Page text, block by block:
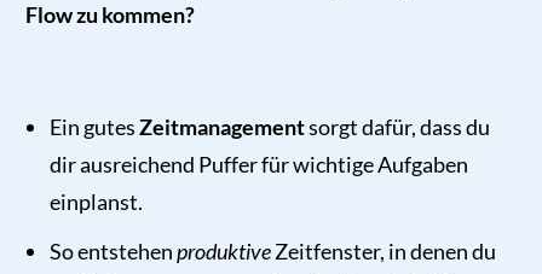
Flow zu kommen?
Ein gutesZeitmanagementsorgt dafür, dass du
dir ausreichend Puffer für wichtige Aufgaben
einplanst.
So entstehenproduktiveZeitfenster, in denen du